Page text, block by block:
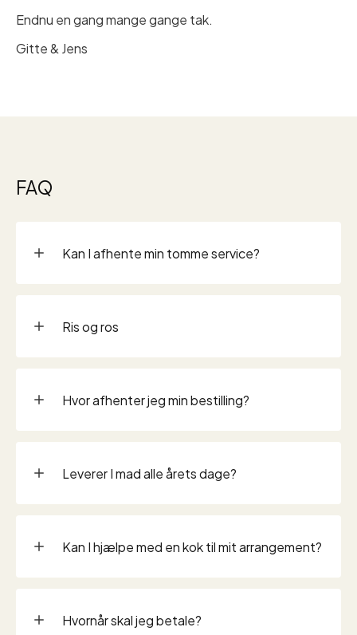
Endnu en gang mange gange tak.
Gitte & Jens
FAQ
Kan I afhente min tomme service?
Ris og ros
Hvor afhenter jeg min bestilling?
Leverer I mad alle årets dage?
Kan I hjælpe med en kok til mit arrangement?
Hvornår skal jeg betale?